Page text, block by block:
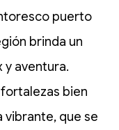
puerto
brinda un
aventura.
bien
vibrante, que se